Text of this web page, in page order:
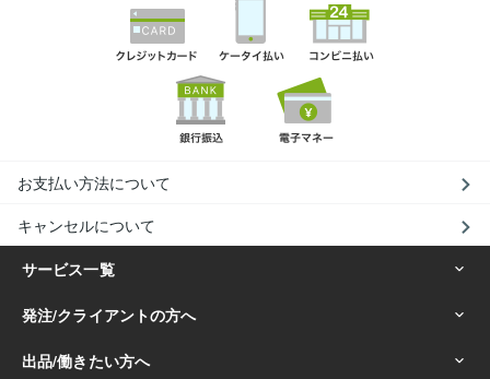
お支払い方法について
キャンセルについて